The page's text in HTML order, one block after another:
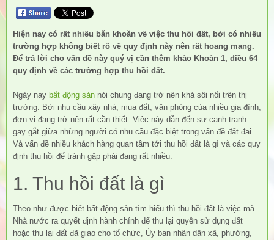
Hiện nay có rất nhiều băn khoăn về việc thu hồi đất, bởi có nhiều
trường hợp không biết rõ về quy định này nên rất hoang mang.
Để trả lời cho vấn đề này quý vị cần thêm khảo Khoản 1, điều 64
quy định về các trường hợp thu hồi đất.
Ngày nay bất động sản nói chung đang trở nên khá sôi nổi trên thị
trường. Bởi nhu cầu xây nhà, mua đất, văn phòng của nhiều gia đình,
đơn vị đang trở nên rất cần thiết. Việc này dẫn đến sự cạnh tranh
gay gắt giữa những người có nhu cầu đặc biệt trong vấn đề đất đai.
Và vấn đề nhiều khách hàng quan tâm tới thu hồi đất là gì và các quy
định thu hồi để tránh gặp phải đang rất nhiều.
1. Thu hồi đất là gì
Theo như được biết bất động sản tìm hiểu thì thu hồi đất là việc mà
Nhà nước ra quyết định hành chính để thu lại quyền sử dụng đất
hoặc thu lại đất đã giao cho tổ chức, Ủy ban nhân dân xã, phường,